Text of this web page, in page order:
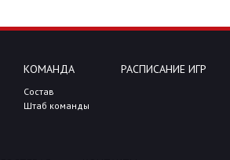
КОМАНДА
Состав
Штаб команды
РАСПИСАНИЕ ИГР